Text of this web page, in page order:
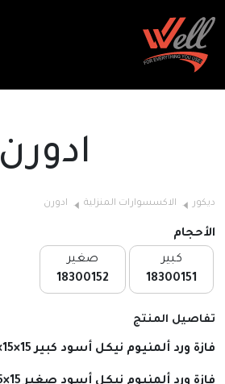
ادورن
ديكور الاكسسوارات المنزلية ادورن
الأحجام
كبير
18300151
صغير
18300152
تفاصيل المنتج
فازة ورد ألمنيوم نيكل أسود كبير 15×15×48 سم